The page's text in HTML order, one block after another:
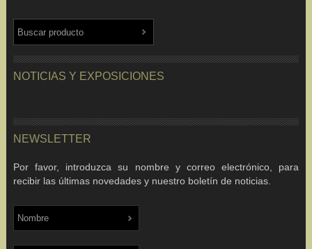
NOTICIAS Y EXPOSICIONES
NEWSLETTER
Por favor, introduzca su nombre y correo electrónico, para
recibir las últimas novedades y nuestro boletín de noticias.